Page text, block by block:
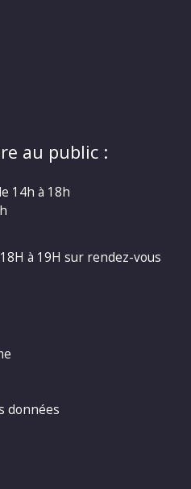
au public :
14h à 18h
à 19H sur rendez-vous
données